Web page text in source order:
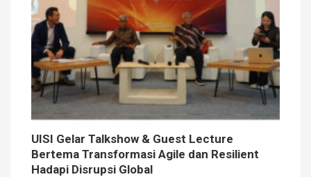
UISI Gelar Talkshow & Guest Lecture
Bertema Transformasi Agile dan Resilient
Hadapi Disrupsi Global